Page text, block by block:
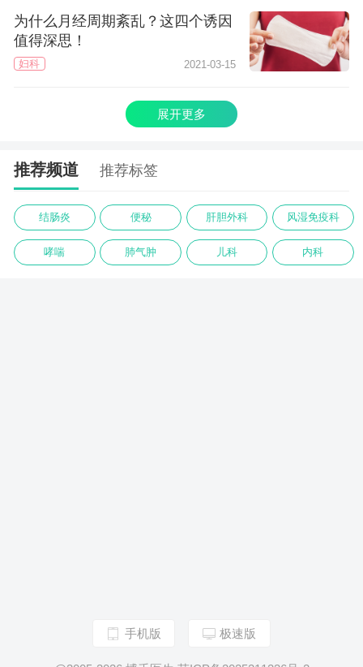
为什么月经周期紊乱？这四个诱因
值得深思！
妇科 2021-03-15
展开更多
推荐频道 推荐标签
结肠炎 便秘 肝胆外科 风湿免疫科
哮喘 肺气肿 儿科 内科
手机版 极速版